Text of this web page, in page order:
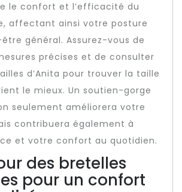
le confort et l’efficacité du
affectant ainsi votre posture
général. Assurez-vous de
précises et de consulter
d’Anita pour trouver la taille
le mieux. Un soutien-gorge
seulement améliorera votre
contribuera également à
et votre confort au quotidien.
des bretelles
pour un confort